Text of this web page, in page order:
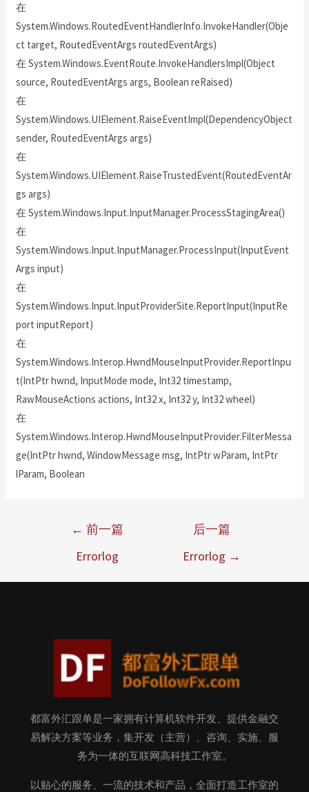
在
System.Windows.RoutedEventHandlerInfo.InvokeHandler(Obje
ct target, RoutedEventArgs routedEventArgs)
在 System.Windows.EventRoute.InvokeHandlersImpl(Object
source, RoutedEventArgs args, Boolean reRaised)
在
System.Windows.UIElement.RaiseEventImpl(DependencyObject
sender, RoutedEventArgs args)
在
System.Windows.UIElement.RaiseTrustedEvent(RoutedEventAr
gs args)
在 System.Windows.Input.InputManager.ProcessStagingArea()
在
System.Windows.Input.InputManager.ProcessInput(InputEvent
Args input)
在
System.Windows.Input.InputProviderSite.ReportInput(InputRe
port inputReport)
在
System.Windows.Interop.HwndMouseInputProvider.ReportInpu
t(IntPtr hwnd, InputMode mode, Int32 timestamp,
RawMouseActions actions, Int32 x, Int32 y, Int32 wheel)
在
System.Windows.Interop.HwndMouseInputProvider.FilterMessa
ge(IntPtr hwnd, WindowMessage msg, IntPtr wParam, IntPtr
lParam, Boolean
← 前一篇
Errorlog
后一篇
Errorlog →
都富外汇跟单是一家拥有计算机软件开发、提供金融交
易解决方案等业务，集开发（主营）、咨询、实施、服
务为一体的互联网高科技工作室。
以贴心的服务、一流的技术和产品，全面打造工作室的